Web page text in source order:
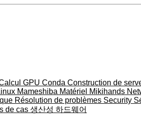
GPU Conda Construction de
Mameshiba Matériel Mikihands
Résolution de problèmes Security
de cas 생산성 하드웨어